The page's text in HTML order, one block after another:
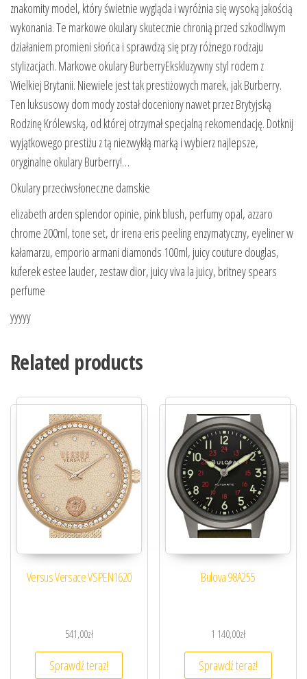
znakomity model, który świetnie wygląda i wyróżnia się wysoką jakością
wykonania. Te markowe okulary skutecznie chronią przed szkodliwym
działaniem promieni słońca i sprawdzą się przy różnego rodzaju
stylizacjach. Markowe okulary BurberryEkskluzywny styl rodem z
Wielkiej Brytanii. Niewiele jest tak prestiżowych marek, jak Burberry.
Ten luksusowy dom mody został doceniony nawet przez Brytyjską
Rodzinę Królewską, od której otrzymał specjalną rekomendację. Dotknij
wyjątkowego prestiżu z tą niezwykłą marką i wybierz najlepsze,
oryginalne okulary Burberry!…
Okulary przeciwsłoneczne damskie
elizabeth arden splendor opinie, pink blush, perfumy opal, azzaro
chrome 200ml, tone set, dr irena eris peeling enzymatyczny, eyeliner w
kałamarzu, emporio armani diamonds 100ml, juicy couture douglas,
kuferek estee lauder, zestaw dior, juicy viva la juicy, britney spears
perfume
yyyyy
Related products
Versus Versace VSPEN1620
541,00zł
Sprawdź teraz!
Bulova 98A255
1 140,00zł
Sprawdź teraz!